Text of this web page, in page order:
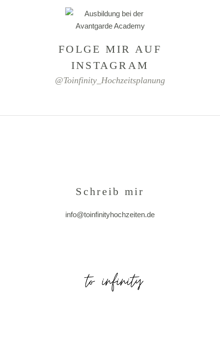
FOLGE MIR AUF
INSTAGRAM
@toinfinity_Hochzeitsplanung
Schreib mir
info@toinfinityhochzeiten.de